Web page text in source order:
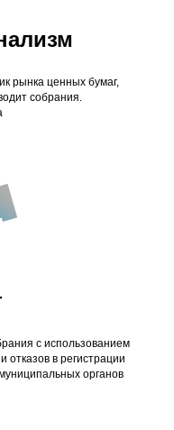
рынка ценных бумаг,
собрания.
с использованием
отказов в регистрации
органов